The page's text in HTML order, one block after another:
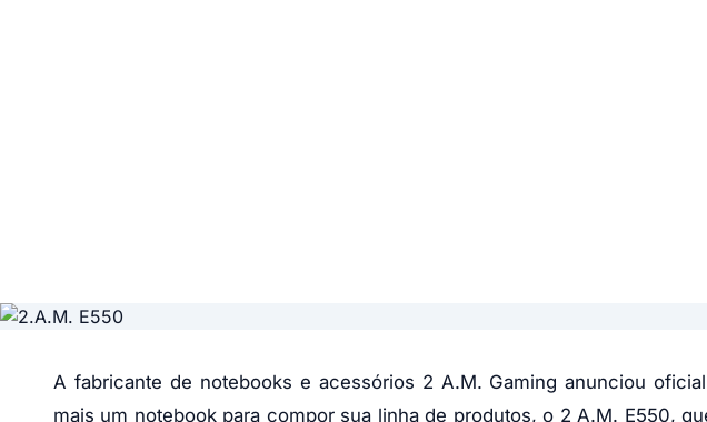
A fabricante de notebooks e acessórios 2 A.M. Gaming anunciou
mais um notebook para compor sua linha de produtos, o 2 A.M. E550,